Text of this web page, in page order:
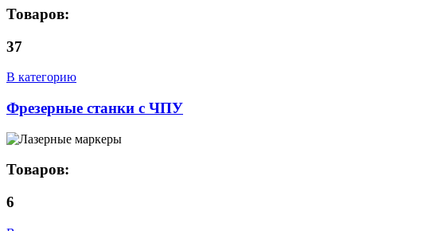
Товаров:
37
В категорию
Фрезерные станки с ЧПУ
Товаров:
6